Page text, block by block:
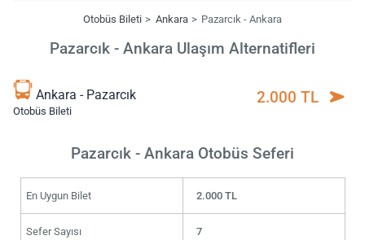
Otobüs Bileti Ankara Pazarcık - Ankara
Pazarcık - Ankara Ulaşım Alternatifleri
Ankara - Pazarcık
Otobüs Bileti
2.000 TL
Pazarcık - Ankara Otobüs Seferi
En Uygun Bilet 2.000 TL
Sefer Sayısı 7